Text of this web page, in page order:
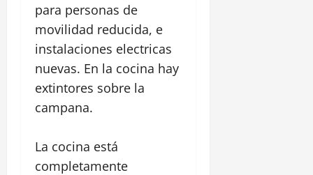
para personas de
movilidad reducida, e
instalaciones electricas
nuevas. En la cocina hay
extintores sobre la
campana.
La cocina está
completamente